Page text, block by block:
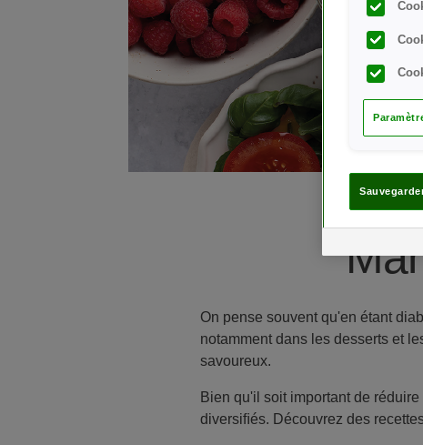
On pense souvent qu'en étant
notamment dans les desserts et
savoureux.
Bien qu'il soit important de
diversiﬁés. Découvrez des